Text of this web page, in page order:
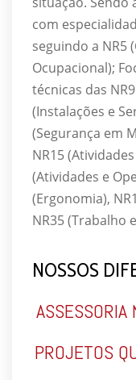
com
seguindo a NR5
Ocupacional);
técnicas das
(Instalações e
(Segurança em
NR15
(Atividades e
(Ergonomia),
NR35 (Trabalho
NOSSOS
ASSESSORIA
PROJETOS